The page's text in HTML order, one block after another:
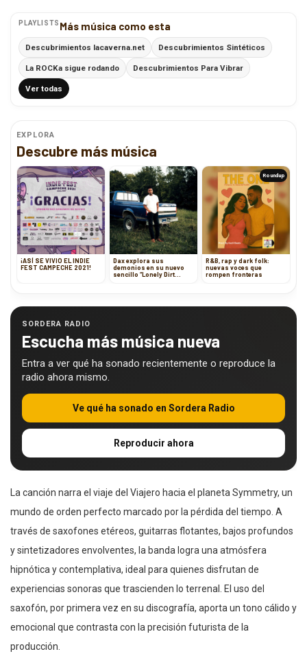
PLAYLISTS Más música como esta
Descubrimientos lacaverna.net Descubrimientos Sintéticos
La ROCKa sigue rodando Descubrimientos Para Vibrar
Ver todas
EXPLORA
Descubre más música
¡ASÍ SE VIVIÓ EL INDIE
FEST CAMPECHE 2021!
Dax explora sus
demonios en su nuevo
sencillo “Lonely Dirt
Roundup
R&B, rap y dark folk:
nuevas voces que
rompen fronteras
SORDERA RADIO
Escucha más música nueva
Entra a ver qué ha sonado recientemente o reproduce la
radio ahora mismo.
Ve qué ha sonado en Sordera Radio
Reproducir ahora
La canción narra el viaje del Viajero hacia el planeta Symmetry, un
mundo de orden perfecto marcado por la pérdida del tiempo. A
través de saxofones etéreos, guitarras flotantes, bajos profundos
y sintetizadores envolventes, la banda logra una atmósfera
hipnótica y contemplativa, ideal para quienes disfrutan de
experiencias sonoras que trascienden lo terrenal. El uso del
saxofón, por primera vez en su discografía, aporta un tono cálido y
emocional que contrasta con la precisión futurista de la
producción.